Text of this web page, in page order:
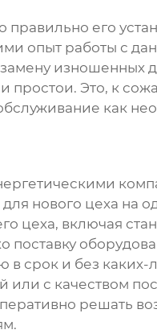
его
опыт работы с
изношенных
простои. Это, к
как
для нового цеха на
цеха, включая
в срок и без
или с качеством
решать